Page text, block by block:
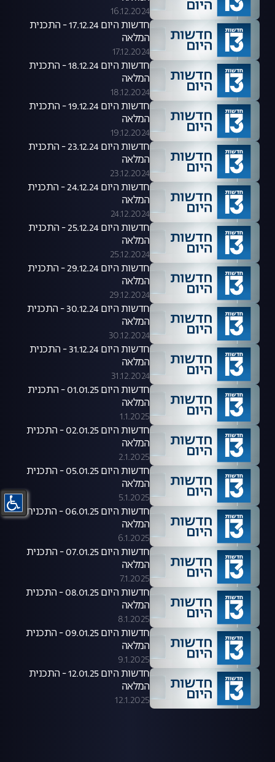
16.12.2024
חדשות היום 17.12.24 - התכנית
המלאה
17.12.2024
חדשות היום 18.12.24 - התכנית
המלאה
18.12.2024
חדשות היום 19.12.24 - התכנית
המלאה
19.12.2024
חדשות היום 23.12.24 - התכנית
המלאה
23.12.2024
חדשות היום 24.12.24 - התכנית
המלאה
24.12.2024
חדשות היום 25.12.24 - התכנית
המלאה
25.12.2024
חדשות היום 29.12.24 - התכנית
המלאה
29.12.2024
חדשות היום 30.12.24 - התכנית
המלאה
30.12.2024
חדשות היום 31.12.24 - התכנית
המלאה
31.12.2024
חדשות היום 01.01.25 - התכנית
המלאה
1.1.2025
חדשות היום 02.01.25 - התכנית
המלאה
2.1.2025
חדשות היום 05.01.25 - התכנית
המלאה
5.1.2025
חדשות היום 06.01.25 - התכנית
המלאה
6.1.2025
חדשות היום 07.01.25 - התכנית
המלאה
7.1.2025
חדשות היום 08.01.25 - התכנית
המלאה
8.1.2025
חדשות היום 09.01.25 - התכנית
המלאה
9.1.2025
חדשות היום 12.01.25 - התכנית
המלאה
12.1.2025